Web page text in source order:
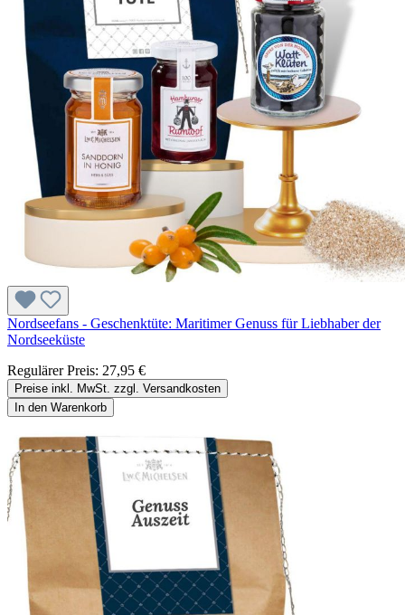
Nordseefans - Geschenktüte: Maritimer Genuss für Liebhaber der
Nordseeküste
Regulärer Preis: 27,95 €
Preise inkl. MwSt. zzgl. Versandkosten
In den Warenkorb